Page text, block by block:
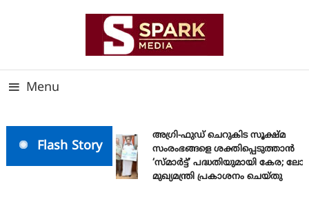
Menu
Flash Story
അഗ്രി-ഫുഡ് ചെറുകിട സൂക്ഷ്മ
സംരംഭങ്ങളെ ശക്തിപ്പെടുത്താന്‍
‘സ്മാര്‍ട്ട്’ പദ്ധതിയുമായി കേര;
മുഖ്യമന്ത്രി പ്രകാശനം ചെയ്തു